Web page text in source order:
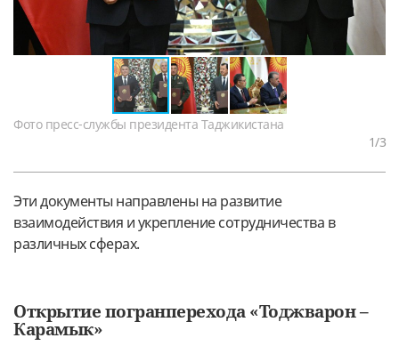
Фото пресс-службы президента Таджикистана
1/3
Эти документы направлены на развитие
взаимодействия и укрепление сотрудничества в
различных сферах.
Открытие погранперехода «Тоджварон –
Карамык»